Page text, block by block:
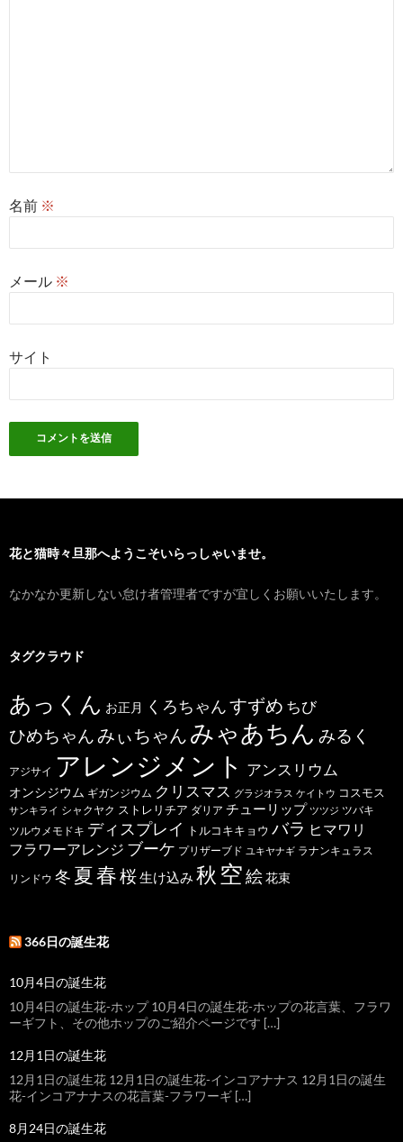
名前 ※
メール ※
サイト
花と猫時々旦那へようこそいらっしゃいませ。
なかなか更新しない怠け者管理者ですが宜しくお願いいたします。
タグクラウド
あっくん お正月 くろちゃんすずめ ちび
ひめちゃんみぃちゃん みゃあちん みるく
アジサイ アレンジメント アンスリウム
オンシジウム ギガンジウム クリスマス グラジオラス ケイトウ コスモス
サンキライ シャクヤク ストレリチア ダリア チューリップ ツツジ ツバキ
ツルウメモドキ ディスプレイ トルコキキョウ バラ ヒマワリ
フラワーアレンジ ブーケ プリザーブド ユキヤナギ ラナンキュラス
リンドウ 冬 夏春桜生け込み 秋 空絵花束
366日の誕生花
10月4日の誕生花
10月4日の誕生花-ホップ 10月4日の誕生花-ホップの花言葉、フラワ
ーギフト、その他ホップのご紹介ページです […]
12月1日の誕生花
12月1日の誕生花 12月1日の誕生花-インコアナナス 12月1日の誕生
花-インコアナナスの花言葉-フラワーギ […]
8月24日の誕生花